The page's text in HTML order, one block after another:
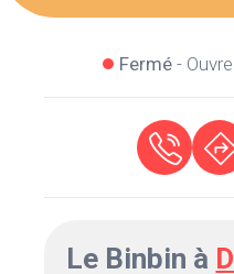
Fermé-
Le Binbin à